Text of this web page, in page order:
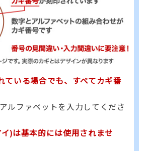
ている場合でも、すべてカギ番
ルファベットを入力してくださ
)は基本的には使用されませ